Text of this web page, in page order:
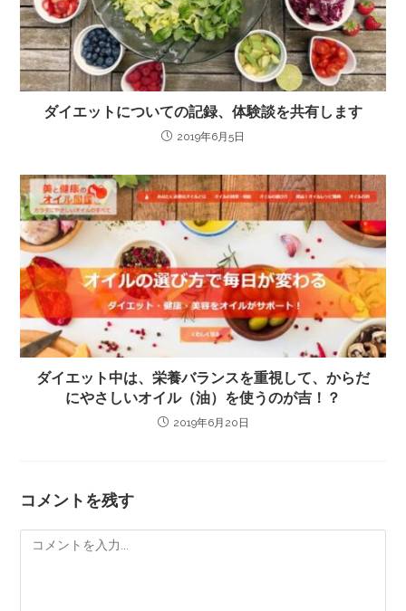
ダイエットについての記録、体験談を共有します
2019年6月5日
ダイエット中は、栄養バランスを重視して、からだ
にやさしいオイル（油）を使うのが吉！？
2019年6月20日
コメントを残す